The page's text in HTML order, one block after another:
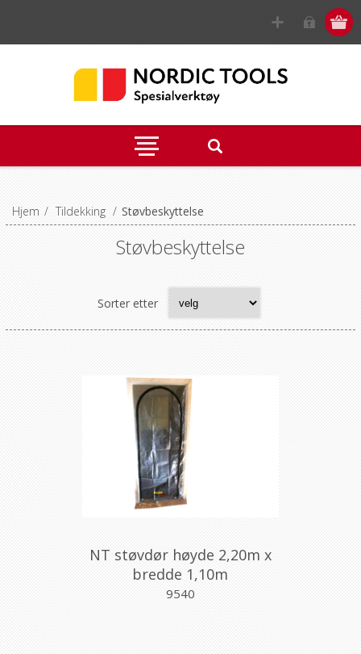
Hjem / Tildekking / Støvbeskyttelse
Støvbeskyttelse
Sorter etter
NT støvdør høyde 2,20m x
bredde 1,10m
9540